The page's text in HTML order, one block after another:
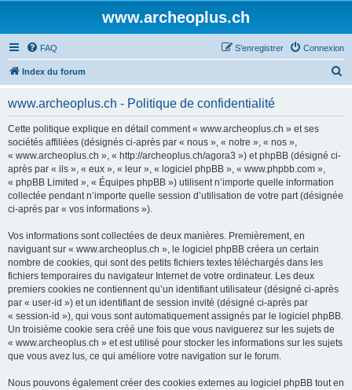
www.archeoplus.ch
FAQ Connexion
S’enregistrer
Index du forum
www.archeoplus.ch - Politique de confidentialité
Cette politique explique en détail comment « www.archeoplus.ch » et ses
sociétés affiliées (désignés ci-après par « nous », « notre », « nos »,
« www.archeoplus.ch », « http://archeoplus.ch/agora3 ») et phpBB (désigné ci-
après par « ils », « eux », « leur », « logiciel phpBB », « www.phpbb.com »,
« phpBB Limited », « Équipes phpBB ») utilisent n’importe quelle information
collectée pendant n’importe quelle session d’utilisation de votre part (désignée
ci-après par « vos informations »).
Vos informations sont collectées de deux manières. Premièrement, en
naviguant sur « www.archeoplus.ch », le logiciel phpBB créera un certain
nombre de cookies, qui sont des petits fichiers textes téléchargés dans les
fichiers temporaires du navigateur Internet de votre ordinateur. Les deux
premiers cookies ne contiennent qu’un identifiant utilisateur (désigné ci-après
par « user-id ») et un identifiant de session invité (désigné ci-après par
« session-id »), qui vous sont automatiquement assignés par le logiciel phpBB.
Un troisième cookie sera créé une fois que vous naviguerez sur les sujets de
« www.archeoplus.ch » et est utilisé pour stocker les informations sur les sujets
que vous avez lus, ce qui améliore votre navigation sur le forum.
Nous pouvons également créer des cookies externes au logiciel phpBB tout en